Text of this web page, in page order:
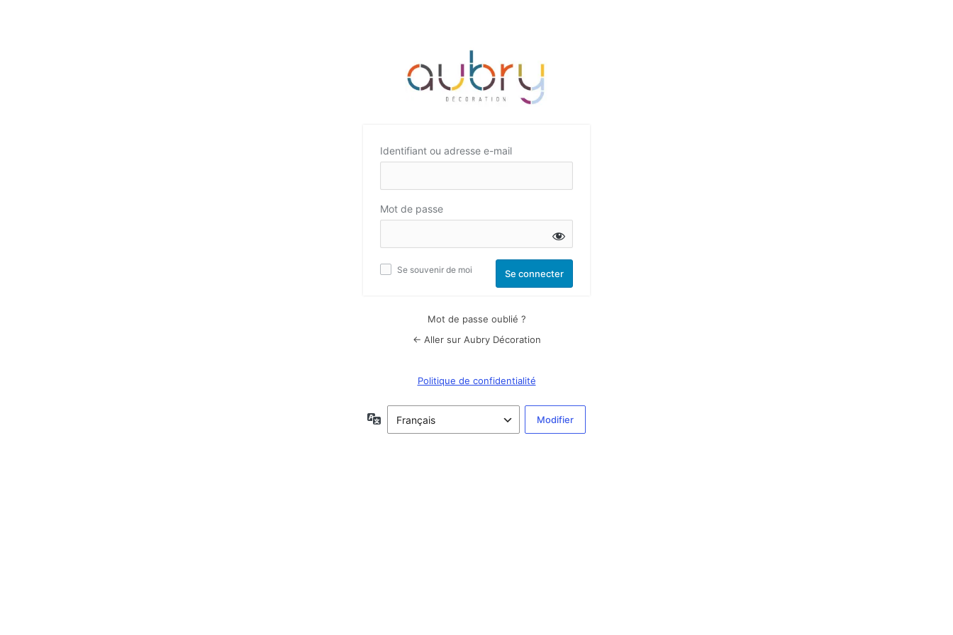
Identifiant ou adresse e-mail
Mot de passe
Se souvenir de moi
Mot de passe oublié ?
← Aller sur Aubry Décoration
Politique de confidentialité
Langue